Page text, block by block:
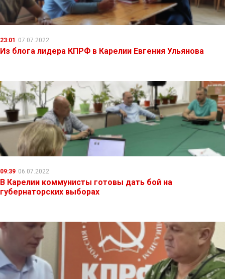
23:01 07.07.2022
Из блога лидера КПРФ в Карелии Евгения Ульянова
09:39 06.07.2022
В Карелии коммунисты готовы дать бой на
губернаторских выборах